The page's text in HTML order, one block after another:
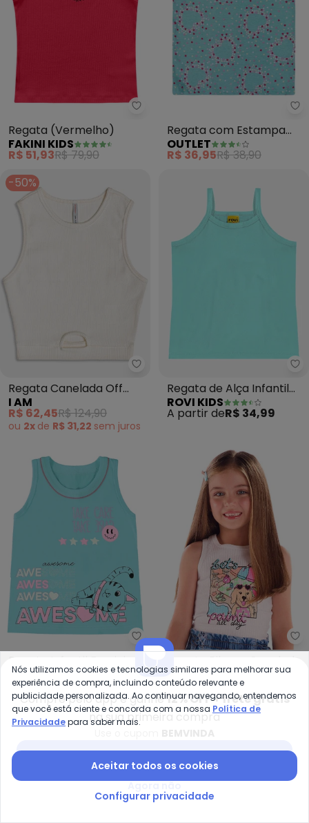
Fakini Kids - Regata (Vermelho)
Regata (Vermelho)
FAKINI KIDS
R$ 51,93R$ 79,90
Regata com Estampa
Menina (Azul)
OUTLET
R$ 36,95R$ 38,90
-50%
I Am - Regata Canelada Off
Regata Canelada Off
Vazada (Off White)
I AM
R$ 62,45R$ 124,90
ou 2x de R$ 31,22 sem juros
Regata de Alça Infantil
Feminina (Azul)
ROVI KIDS
A partir deR$ 34,99
Rovi Kids - Regata Infantil
Regata Infantil Feminina
(Azul)
ROVI KIDS
R$ 22,99
Regata Ribana Canelada
Strass (Branco)
QUIMBY
A partir deR$ 69,90
ou2xdeR$ 34,95semjuros
Compre pelo app e ganhe12% OFF + frete grátis
na sua primeira compra
Nós utilizamos cookies e tecnologias similares para melhorar sua
experiência de compra, incluindo conteúdo relevante e
publicidade personalizada. Ao continuar navegando, entendemos
que você está ciente e concorda com a nossa Política de
Privacidadepara saber mais.
Aceitar todos os cookies
Configurar privacidade